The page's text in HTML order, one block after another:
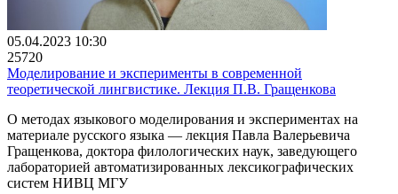
05.04.2023 10:30
25720
Моделирование и эксперименты в современной
теоретической лингвистике. Лекция П.В. Гращенкова
О методах языкового моделирования и экспериментах на
материале русского языка — лекция Павла Валерьевича
Гращенкова, доктора филологических наук, заведующего
лабораторией автоматизированных лексикографических
систем НИВЦ МГУ